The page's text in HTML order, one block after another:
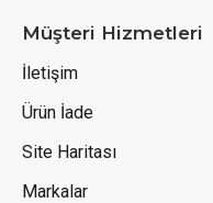
Müşteri Hizmetleri
İletişim
Ürün İade
Site Haritası
Markalar